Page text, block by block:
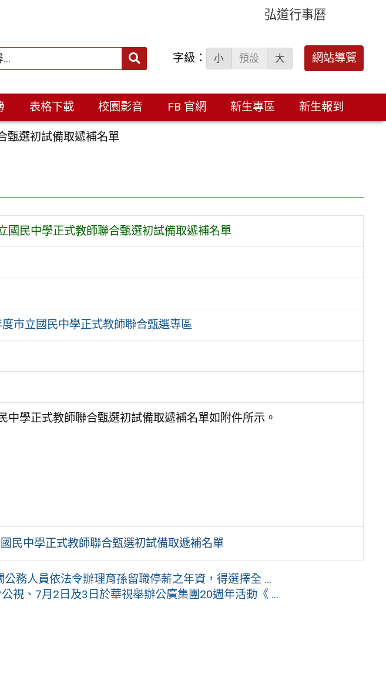
弘道行事曆
搜
字級： 小 預設 大 網站導覽
表格下載 校園影音 FB 官網 新生專區 新生報到
甄選初試備取遞補名單
國民中學正式教師聯合甄選初試備取遞補名單
市立國民中學正式教師聯合甄選專區
中學正式教師聯合甄選初試備取遞補名單如附件所示。
民中學正式教師聯合甄選初試備取遞補名單
公務人員依法令辦理育孫留職停薪之年資，得選擇全 ...
視、7月2日及3日於華視舉辦公廣集團20週年活動《 ...